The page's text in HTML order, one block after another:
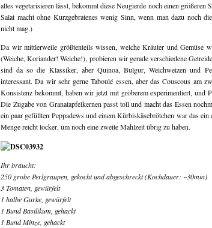
alles vegetarisieren lässt, bekommt diese Neugierde noch einen größeren
Salat macht ohne Kurzgebratenes wenig Sinn, wenn man dazu noch
nicht mag.)
Da wir mittlerweile größtenteils wissen, welche Kräuter und Gemüse
(Weiche, Koriander! Weiche!), probieren wir gerade verschiedene
sind da so die Klassiker, aber Quinoa, Bulgur, Weichweizen und
interessant. Da wir sehr gerne Taboulé essen, aber das Couscous am
Konsistenz bekommt, haben wir jetzt mit gröberem experimentiert, und
Die Zugabe von Granatapfelkernen passt toll und macht das Essen
ein paar gefüllten Peppadews und einem Kürbiskäsebrötchen war das ein
Menge reicht locker, um noch eine zweite Mahlzeit übrig zu haben.
Ihr braucht:
250 grobe Perlgraupen, gekocht und abgeschreckt (Kochdauer: ~30min)
3 Tomaten, gewürfelt
1 halbe Gurke, gewürfelt
1 Bund Basilikum, gehackt
1 Bund Minze, gehackt